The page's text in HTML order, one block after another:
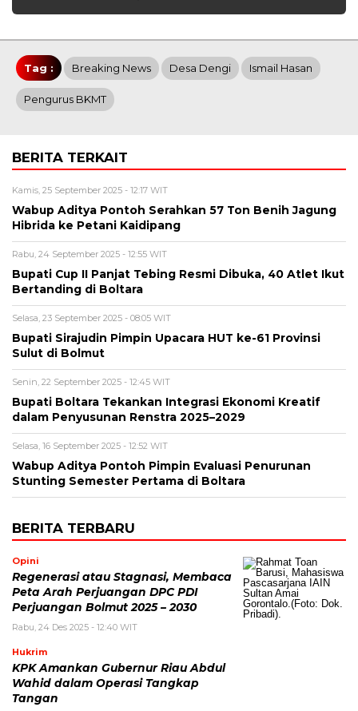
Tag : Breaking News Desa Dengi Ismail Hasan
Pengurus BKMT
BERITA TERKAIT
Kamis, 25 September 2025 - 12:17 WIT
Wabup Aditya Pontoh Serahkan 57 Ton Benih Jagung
Hibrida ke Petani Kaidipang
Rabu, 24 September 2025 - 12:55 WIT
Bupati Cup II Panjat Tebing Resmi Dibuka, 40 Atlet Ikut
Bertanding di Boltara
Selasa, 23 September 2025 - 08:05 WIT
Bupati Sirajudin Pimpin Upacara HUT ke-61 Provinsi
Sulut di Bolmut
Senin, 22 September 2025 - 12:45 WIT
Bupati Boltara Tekankan Integrasi Ekonomi Kreatif
dalam Penyusunan Renstra 2025–2029
Selasa, 16 September 2025 - 12:52 WIT
Wabup Aditya Pontoh Pimpin Evaluasi Penurunan
Stunting Semester Pertama di Boltara
BERITA TERBARU
Opini
Regenerasi atau Stagnasi, Membaca
Peta Arah Perjuangan DPC PDI
Perjuangan Bolmut 2025 – 2030
Rabu, 24 Des 2025 - 12:40 WIT
Hukrim
KPK Amankan Gubernur Riau Abdul
Wahid dalam Operasi Tangkap
Tangan